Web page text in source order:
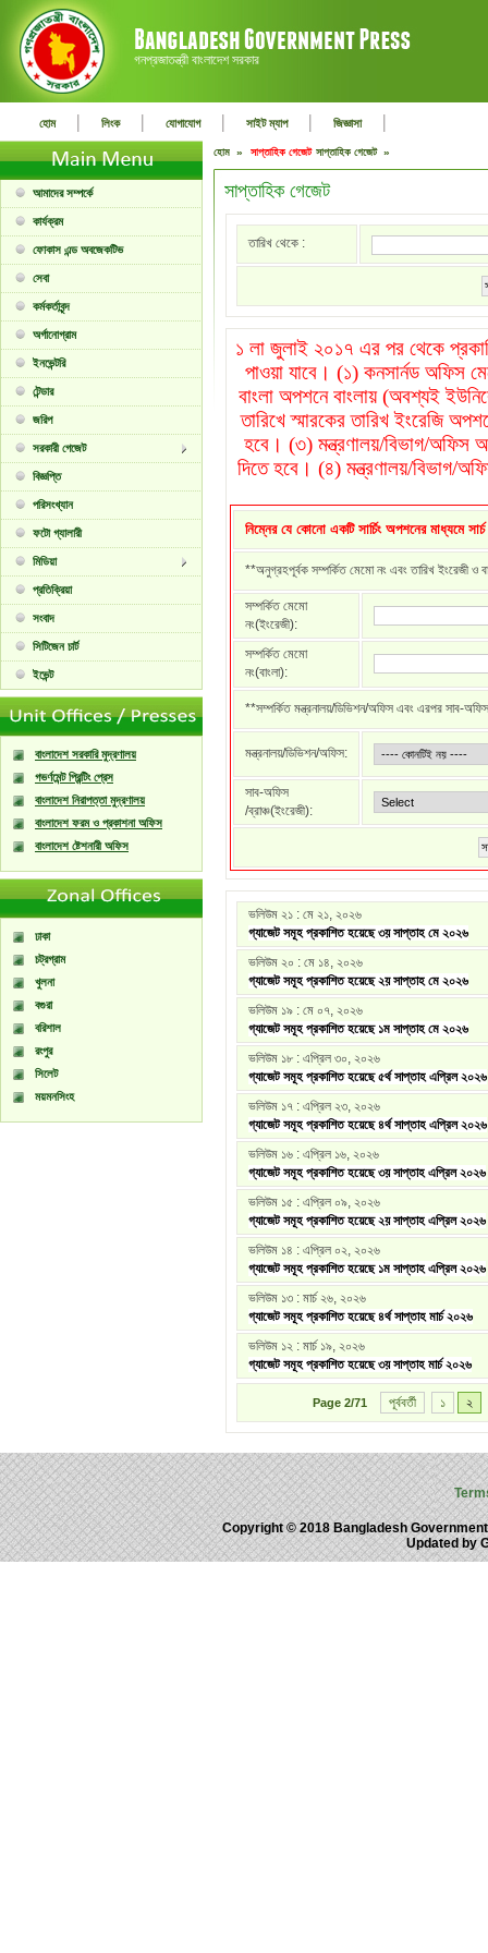
গনপ্রজাতন্ত্রী বাংলাদেশ সরকার
হোম | লিংক | যোগাযোগ | সাইট ম্যাপ | জিজ্ঞাসা |
আমাদের সম্পর্কে
কার্যক্রম
ফোকাস এন্ড অবজেকটিভ
সেবা
কর্মকর্তাবৃন্দ
অর্গানোগ্রাম
ইনভেন্টরি
টেন্ডার
জরিপ
সরকারী গেজেট
বিজ্ঞপ্তি
পরিসংখ্যান
ফটো গ্যালারী
মিডিয়া
প্রতিক্রিয়া
সংবাদ
সিটিজেন চার্ট
ইভেন্ট
বাংলাদেশ সরকারি মুদ্রণালয়
গভর্ণমেন্ট প্রিন্টিং প্রেস
বাংলাদেশ নিরাপত্তা মুদ্রণালয়
বাংলাদেশ ফরম ও প্রকাশনা অফিস
বাংলাদেশ ষ্টেশনারী অফিস
ঢাকা
চট্রগ্রাম
খুলনা
বগুরা
বরিশাল
রংপুর
সিলেট
ময়মনসিংহ
হোম » সাপ্তাহিক গেজেট সাপ্তাহিক গেজেট »
সাপ্তাহিক গেজেট
তারিখ থেকে :
১ লা জুলাই ২০১৭ এর পর থেকে
পাওয়া যাবে। (১) কনসার্নড অফিস
বাংলা অপশনে বাংলায় (অবশ্যই
তারিখে স্মারকের তারিখ ইংরেজি
হবে। (৩) মন্ত্রণালয়/বিভাগ/অফিস
দিতে হবে। (৪) মন্ত্রণালয়/বিভাগ/
নিম্নের যে কোনো একটি সার্চিং অপশনের মাধ্যমে
**অনুগ্রহপূর্বক সম্পর্কিত মেমো নং এবং তারিখ ইংরেজী ও
সম্পর্কিত মেমো
নং(ইংরেজী):
সম্পর্কিত মেমো
নং(বাংলা):
**সম্পর্কিত মন্ত্রনালয়/ডিভিশন/অফিস এবং এরপর সাব-অফিস
মন্ত্রনালয়/ডিভিশন/অফিস:
সাব-অফিস
/ব্রাঞ্চ(ইংরেজী):
ভলিউম ২১ : মে ২১, ২০২৬
গ্যাজেট সমূহ প্রকাশিত হয়েছে ৩য় সাপ্তাহ মে ২০২৬
ভলিউম ২০ : মে ১৪, ২০২৬
গ্যাজেট সমূহ প্রকাশিত হয়েছে ২য় সাপ্তাহ মে ২০২৬
ভলিউম ১৯ : মে ০৭, ২০২৬
গ্যাজেট সমূহ প্রকাশিত হয়েছে ১ম সাপ্তাহ মে ২০২৬
ভলিউম ১৮ : এপ্রিল ৩০, ২০২৬
গ্যাজেট সমূহ প্রকাশিত হয়েছে ৫র্থ সাপ্তাহ এপ্রিল ২০২৬
ভলিউম ১৭ : এপ্রিল ২৩, ২০২৬
গ্যাজেট সমূহ প্রকাশিত হয়েছে ৪র্থ সাপ্তাহ এপ্রিল ২০২৬
ভলিউম ১৬ : এপ্রিল ১৬, ২০২৬
গ্যাজেট সমূহ প্রকাশিত হয়েছে ৩য় সাপ্তাহ এপ্রিল ২০২৬
ভলিউম ১৫ : এপ্রিল ০৯, ২০২৬
গ্যাজেট সমূহ প্রকাশিত হয়েছে ২য় সাপ্তাহ এপ্রিল ২০২৬
ভলিউম ১৪ : এপ্রিল ০২, ২০২৬
গ্যাজেট সমূহ প্রকাশিত হয়েছে ১ম সাপ্তাহ এপ্রিল ২০২৬
ভলিউম ১৩ : মার্চ ২৬, ২০২৬
গ্যাজেট সমূহ প্রকাশিত হয়েছে ৪র্থ সাপ্তাহ মার্চ ২০২৬
ভলিউম ১২ : মার্চ ১৯, ২০২৬
গ্যাজেট সমূহ প্রকাশিত হয়েছে ৩য় সাপ্তাহ মার্চ ২০২৬
Page 2/71 পূর্ববর্তী ১ ২
Copyright © 2018 Bangladesh
Updated by